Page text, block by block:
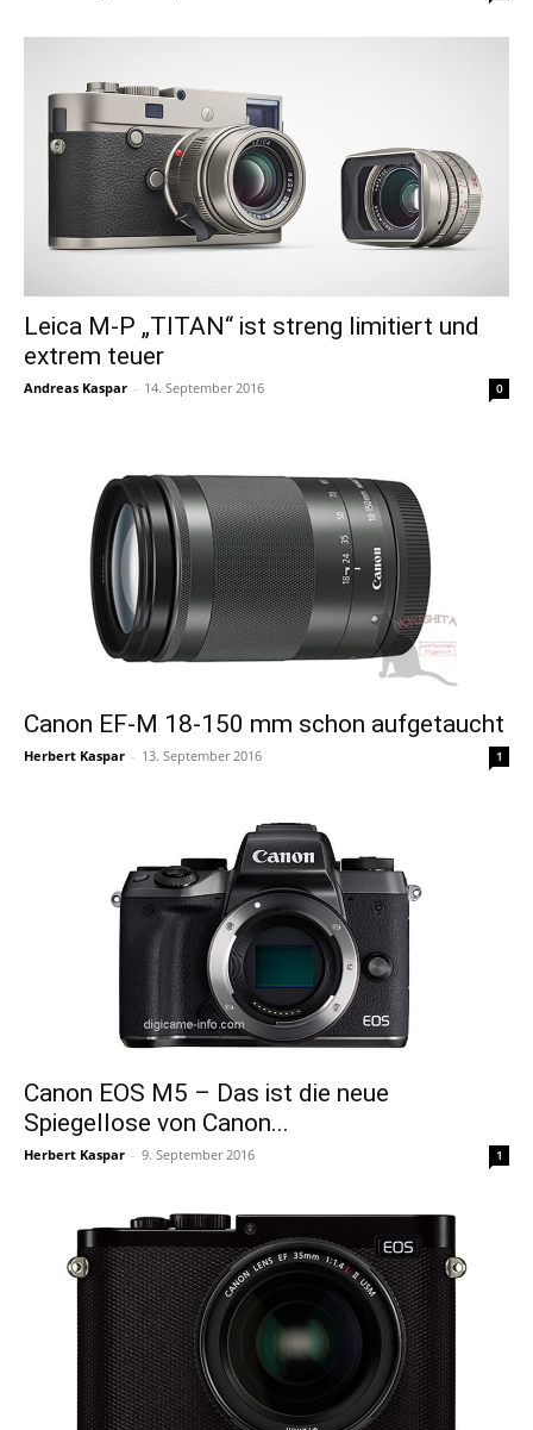
Leica M-P „TITAN“ ist streng limitiert und
extrem teuer
Andreas Kaspar - 14. September 2016 0
Canon EF-M 18-150 mm schon aufgetaucht
Herbert Kaspar - 13. September 2016 1
Canon EOS M5 – Das ist die neue
Spiegellose von Canon...
Herbert Kaspar - 9. September 2016 1